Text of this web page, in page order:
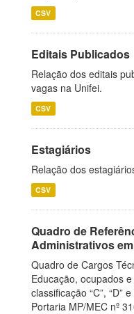
CSV
Editais Publicados
Relação dos editais
vagas na Unifei.
CSV
Estagiários
Relação dos
CSV
Quadro de
Administrativos
Quadro de Cargos
Educação, ocupados
classificação “C”, “D”
Portaria MP/MEC nº